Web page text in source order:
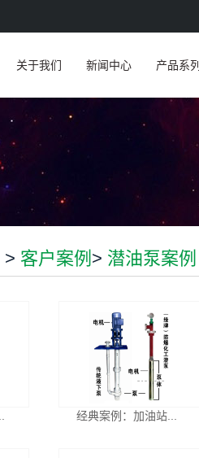
关于我们 新闻中心 产品系列
> 客户案例 > 潜油泵案例
经典案例：加油站...